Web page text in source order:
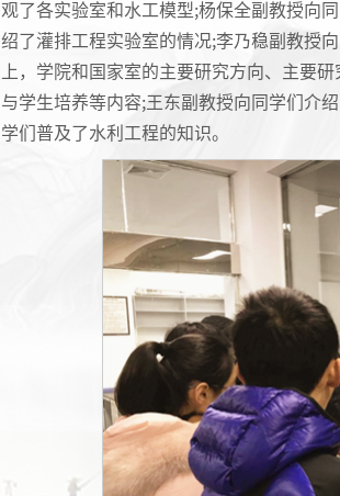
观了各实验室和水工模型;杨保全副教授向
绍了灌排工程实验室的情况;李乃稳副教授
上，学院和国家室的主要研究方向、主要
与学生培养等内容;王东副教授向同学们介
学们普及了水利工程的知识。